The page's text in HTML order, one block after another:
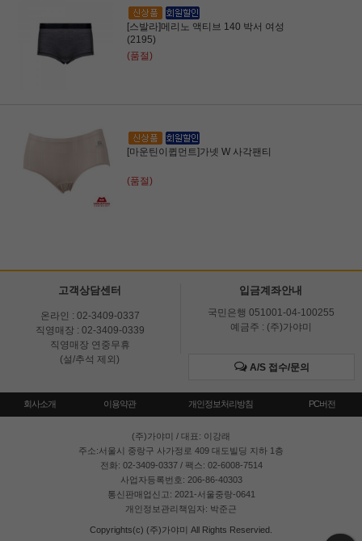
[스발라]메리노 액티브 140 박서 여성
(2195)
(품절)
[마운틴이큅먼트]가넷 W 사각팬티
(품절)
고객상담센터
온라인 : 02-3409-0337
직영매장 : 02-3409-0339
직영매장 연중무휴
(설/추석 제외)
입금계좌안내
국민은행 051001-04-100255
예금주 : (주)가야미
A/S 접수/문의
회사소개 이용약관 개인정보처리방침 PC버전
(주)가야미 / 대표: 이강래
주소:서울시 중랑구 사가정로 409 대도빌딩 지하 1층
전화: 02-3409-0337 / 팩스: 02-6008-7514
사업자등록번호: 206-86-40303
통신판매업신고: 2021-서울중랑-0641
개인정보관리책임자: 박준근
Copyrights(c) (주)가야미 All Rights Reservied.